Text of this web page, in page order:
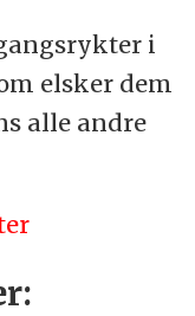
i
elsker dem
alle andre